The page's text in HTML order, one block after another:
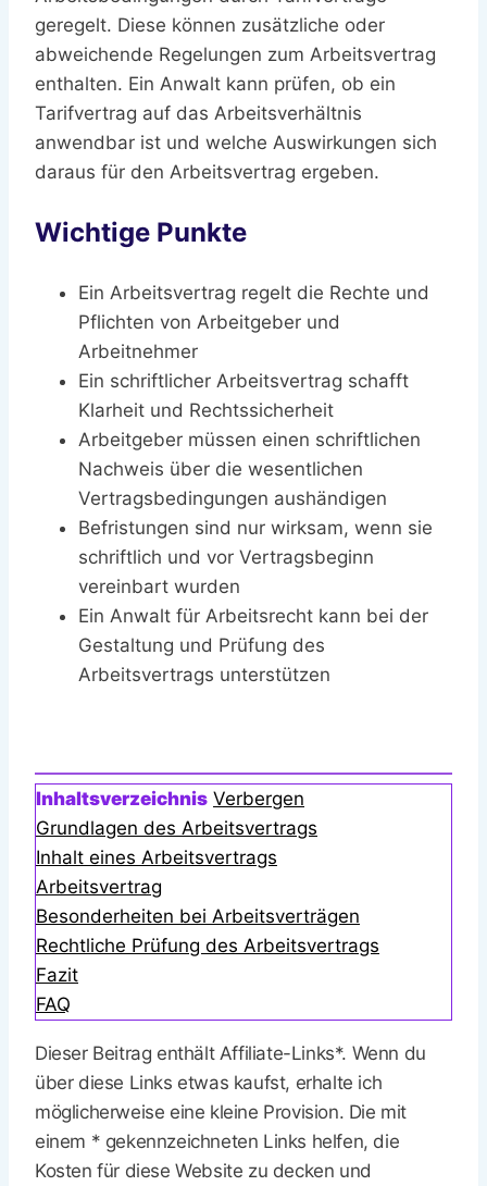
geregelt. Diese können zusätzliche oder
abweichende Regelungen zum Arbeitsvertrag
enthalten. Ein Anwalt kann prüfen, ob ein
Tarifvertrag auf das Arbeitsverhältnis
anwendbar ist und welche Auswirkungen sich
daraus für den Arbeitsvertrag ergeben.
Wichtige Punkte
Ein Arbeitsvertrag regelt die Rechte und
Pflichten von Arbeitgeber und
Arbeitnehmer
Ein schriftlicher Arbeitsvertrag schafft
Klarheit und Rechtssicherheit
Arbeitgeber müssen einen schriftlichen
Nachweis über die wesentlichen
Vertragsbedingungen aushändigen
Befristungen sind nur wirksam, wenn sie
schriftlich und vor Vertragsbeginn
vereinbart wurden
Ein Anwalt für Arbeitsrecht kann bei der
Gestaltung und Prüfung des
Arbeitsvertrags unterstützen
Inhaltsverzeichnis Verbergen
Grundlagen des Arbeitsvertrags
Inhalt eines Arbeitsvertrags
Arbeitsvertrag
Besonderheiten bei Arbeitsverträgen
Rechtliche Prüfung des Arbeitsvertrags
Fazit
FAQ
Dieser Beitrag enthält Affiliate-Links*. Wenn du
über diese Links etwas kaufst, erhalte ich
möglicherweise eine kleine Provision. Die mit
einem * gekennzeichneten Links helfen, die
Kosten für diese Website zu decken und